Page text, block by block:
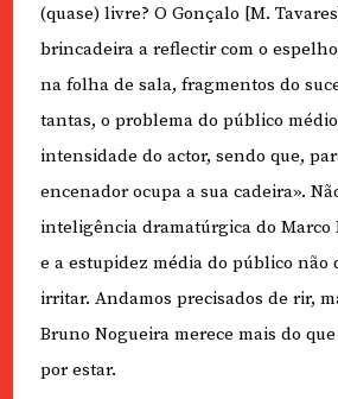
(quase) livre? O Gonçalo [M.
brincadeira a reflectir com o
na folha de sala, fragmentos do
tantas, o problema do público
intensidade do actor, sendo que,
encenador ocupa a sua cadeira».
inteligência dramatúrgica do Marco
e a estupidez média do público não
irritar. Andamos precisados de rir,
Bruno Nogueira merece mais do
por estar.